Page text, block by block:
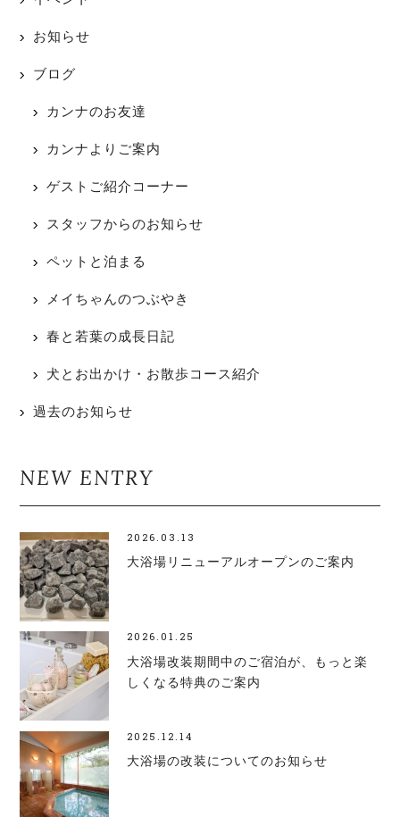
お知らせ
ブログ
カンナのお友達
カンナよりご案内
ゲストご紹介コーナー
スタッフからのお知らせ
ペットと泊まる
メイちゃんのつぶやき
春と若葉の成長日記
犬とお出かけ・お散歩コース紹介
過去のお知らせ
NEW ENTRY
2026.03.13
大浴場リニューアルオープンのご案内
2026.01.25
大浴場改装期間中のご宿泊が、もっと楽
しくなる特典のご案内
2025.12.14
大浴場の改装についてのお知らせ